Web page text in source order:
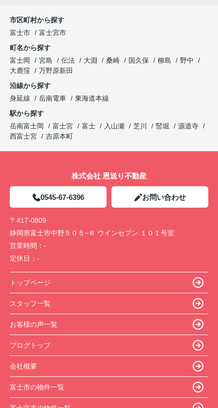
市区町村から探す
富士市
富士宮市
町名から探す
富士岡
宮島 伝法 大淵 桑崎 国久保 柳島
野中
大鹿窪
万野原新田
沿線から探す
身延線
岳南電車
東海道本線
駅から探す
岳南富士岡
富士宮 富士 入山瀬 芝川 竪堀
源道寺
西富士宮
吉原本町
株式会社 恩送り不動産
0545-67-6396 お問い合わせ
〒417-0809
静岡県富士市中野５０５−６ ウインセブン １０１号室
営業時間： -
定休日： -
トップページ
スタッフ一覧
お客様の声一覧
ブログトップ
会社概要
富士市の物件一覧